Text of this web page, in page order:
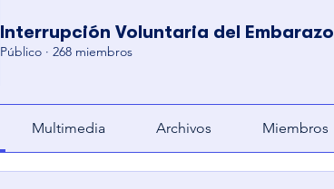
Interrupción Voluntaria del Embarazo
Público · 268 miembros
Multimedia Archivos Miembros